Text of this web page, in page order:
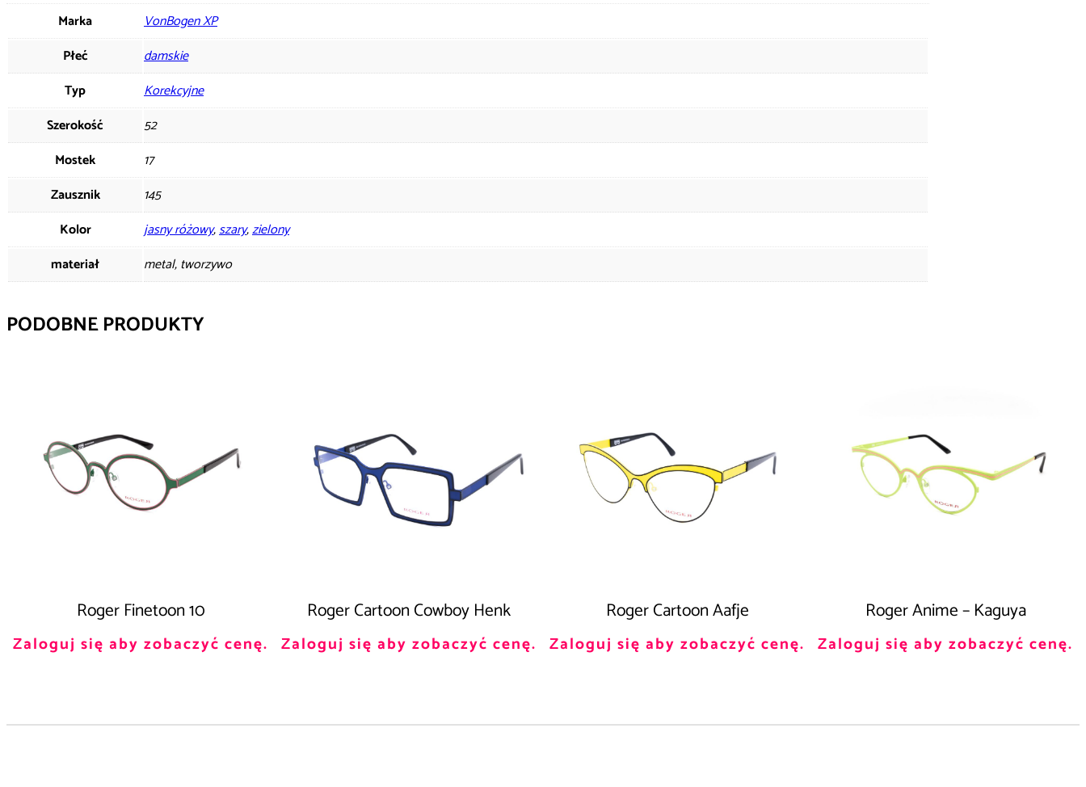
Marka
VonBogen XP
Płeć
damskie
Typ
Korekcyjne
Szerokość
52
Mostek
17
Zausznik
145
Kolor
jasny różowy,szary,zielony
materiał
metal, tworzywo
PODOBNE PRODUKTY
Roger Finetoon 10
Zaloguj się aby zobaczyć cenę.
Roger Cartoon Cowboy Henk
Zaloguj się aby zobaczyć cenę.
Roger Cartoon Aafje
Zaloguj się aby zobaczyć cenę.
Roger Anime – Kaguya
Zaloguj się aby zobaczyć cenę.